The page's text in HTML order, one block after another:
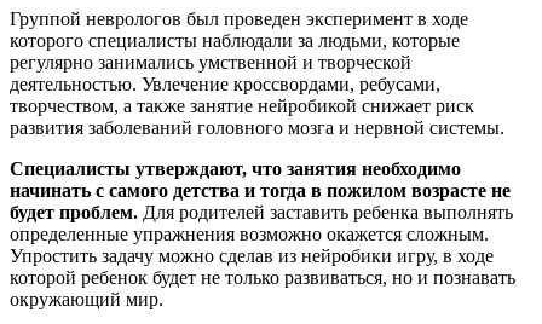
Группой неврологов был проведен эксперимент в ходе
которого специалисты наблюдали за людьми, которые
регулярно занимались умственной и творческой
деятельностью. Увлечение кроссвордами, ребусами,
творчеством, а также занятие нейробикой снижает риск
развития заболеваний головного мозга и нервной системы.
Специалисты утверждают, что занятия необходимо
начинать с самого детства и тогда в пожилом возрасте не
будет проблем. Для родителей заставить ребенка выполнять
определенные упражнения возможно окажется сложным.
Упростить задачу можно сделав из нейробики игру, в ходе
которой ребенок будет не только развиваться, но и познавать
окружающий мир.